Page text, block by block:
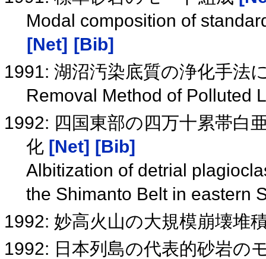
Modal composition of
[Net]
[Bib]
1991: 湖沼汚染底質の浄化手法
Removal Method of Polluted
1992: 四国東部の四万十累帯白
化 [Net] [Bib]
Albitization of detrial
the Shimanto Belt in eastern
1992: 妙高火山の大規模崩壊堆
1992: 日本列島の代表的砂岩の